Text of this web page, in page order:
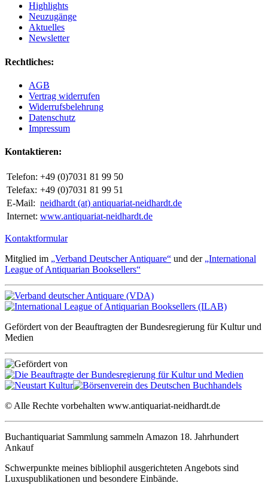
Highlights
Neuzugänge
Aktuelles
Newsletter
Rechtliches:
AGB
Vertrag widerrufen
Widerrufsbelehrung
Datenschutz
Impressum
Kontaktieren:
Telefon: +49 (0)7031 81 99 50
Telefax: +49 (0)7031 81 99 51
E-Mail: neidhardt (at) antiquariat-neidhardt.de
Internet: www.antiquariat-neidhardt.de
Kontaktformular
Mitglied im „Verband Deutscher Antiquare“ und der „International
League of Antiquarian Booksellers“
Gefördert von der Beauftragten der Bundesregierung für Kultur und
Medien
© Alle Rechte vorbehalten www.antiquariat-neidhardt.de
Buchantiquariat Sammlung sammeln Amazon 18. Jahrhundert
Ankauf
Schwerpunkte meines bibliophil ausgerichteten Angebots sind
Luxuspublikationen und besondere Einbände.